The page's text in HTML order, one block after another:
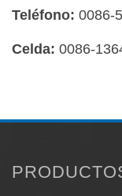
Teléfono: 0086-
Celda: 0086-